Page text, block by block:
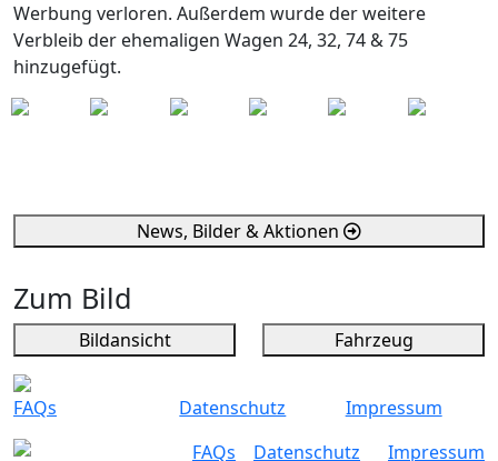
Werbung verloren. Außerdem wurde der weitere
Verbleib der ehemaligen Wagen 24, 32, 74 & 75
hinzugefügt.
News, Bilder & Aktionen
Zum Bild
Bildansicht Fahrzeug
FAQs Datenschutz
Impressum
FAQs
Datenschutz Impressum